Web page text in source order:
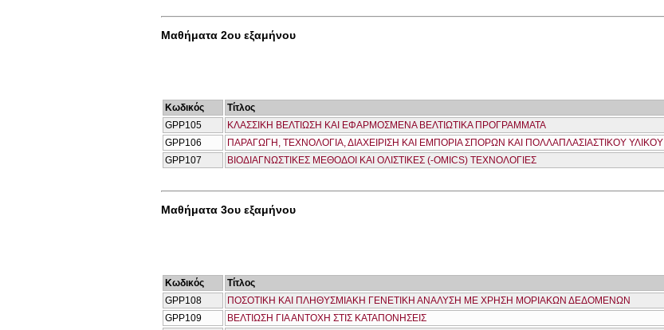
Μαθήματα 2ου εξαμήνου
Κωδικός Τίτλος
GPP105
ΚΛΑΣΣΙΚΗ ΒΕΛΤΙΩΣΗ ΚΑΙ ΕΦΑΡΜΟΣΜΕΝΑ ΒΕΛΤΙΩΤΙΚΑ ΠΡΟΓΡΑΜΜΑΤΑ
GPP106
ΠΑΡΑΓΩΓΗ, ΤΕΧΝΟΛΟΓΙΑ, ΔΙΑΧΕΙΡΙΣΗ ΚΑΙ ΕΜΠΟΡΙΑ ΣΠΟΡΩΝ ΚΑΙ ΠΟΛΛΑΠΛΑΣΙΑΣΤΙΚΟΥ ΥΛΙΚΟΥ
GPP107
ΒΙΟΔΙΑΓΝΩΣΤΙΚΕΣ ΜΕΘΟΔΟΙ ΚΑΙ ΟΛΙΣΤΙΚΕΣ (-OMICS) ΤΕΧΝΟΛΟΓΙΕΣ
Μαθήματα 3ου εξαμήνου
Κωδικός Τίτλος
GPP108
ΠΟΣΟΤΙΚΗ ΚΑΙ ΠΛΗΘΥΣΜΙΑΚΗ ΓΕΝΕΤΙΚΗ ΑΝΑΛΥΣΗ ΜΕ ΧΡΗΣΗ ΜΟΡΙΑΚΩΝ ΔΕΔΟΜΕΝΩΝ
GPP109
ΒΕΛΤΙΩΣΗ ΓΙΑ ΑΝΤΟΧΗ ΣΤΙΣ ΚΑΤΑΠΟΝΗΣΕΙΣ